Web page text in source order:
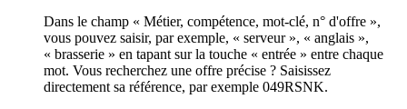
Dans le champ « Métier, compétence, mot-clé, n° d'offre »,
vous pouvez saisir, par exemple, « serveur », « anglais »,
« brasserie » en tapant sur la touche « entrée » entre chaque
mot. Vous recherchez une offre précise ? Saisissez
directement sa référence, par exemple 049RSNK.